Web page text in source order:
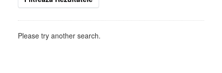
Please try another search.